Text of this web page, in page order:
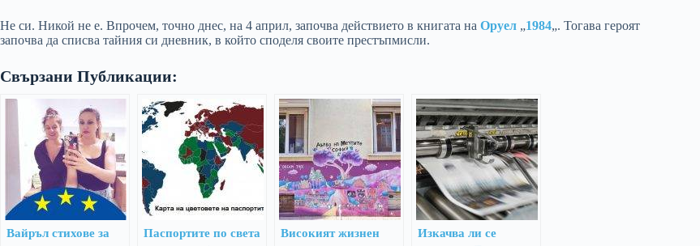
Не си. Никой не е. Впрочем, точно днес, на 4 април, започва действието в книгата на Оруел „1984„. Тогава героят
започва да списва тайния си дневник, в който споделя своите престъпмисли.
Свързани Публикации:
Вайръл стихове за
Паспортите по света
Високият жизнен
Изкачва ли се